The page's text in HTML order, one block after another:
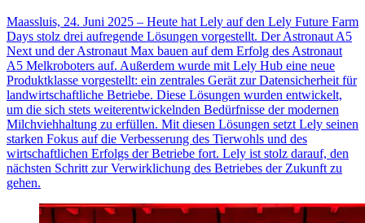
Maassluis, 24. Juni 2025 – Heute hat Lely auf den Lely Future Farm
Days stolz drei aufregende Lösungen vorgestellt. Der Astronaut A5
Next und der Astronaut Max bauen auf dem Erfolg des Astronaut
A5 Melkroboters auf. Außerdem wurde mit Lely Hub eine neue
Produktklasse vorgestellt: ein zentrales Gerät zur Datensicherheit für
landwirtschaftliche Betriebe. Diese Lösungen wurden entwickelt,
um die sich stets weiterentwickelnden Bedürfnisse der modernen
Milchviehhaltung zu erfüllen. Mit diesen Lösungen setzt Lely seinen
starken Fokus auf die Verbesserung des Tierwohls und des
wirtschaftlichen Erfolgs der Betriebe fort. Lely ist stolz darauf, den
nächsten Schritt zur Verwirklichung des Betriebes der Zukunft zu
gehen.